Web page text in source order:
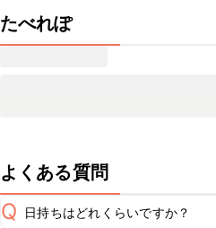
たべれぽ
よくある質問
Q 日持ちはどれくらいですか？